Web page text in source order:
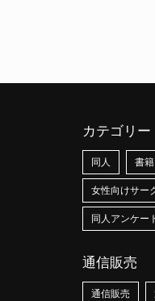
カテゴリー
同人 書籍
女性向けサー
同人アンケー
通信販売
通信販売